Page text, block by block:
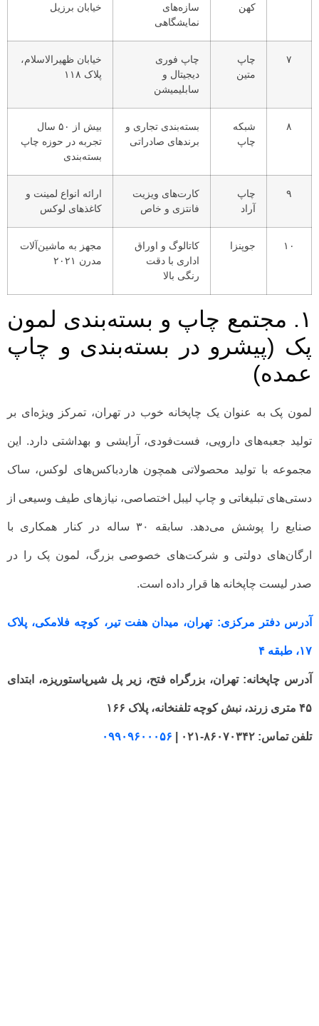
کهن
سازه‌های
نمایشگاهی
خیابان برزیل
۷
چاپ
متین
چاپ فوری
دیجیتال و
سابلیمیشن
خیابان ظهیرالاسلام،
پلاک ۱۱۸
۸
شبکه
چاپ
بسته‌بندی تجاری و
برندهای صادراتی
بیش از ۵۰ سال
تجربه در حوزه چاپ
بسته‌بندی
۹
چاپ
آراد
کارت‌های ویزیت
فانتزی و خاص
ارائه انواع لمینت و
کاغذهای لوکس
۱۰ جوپنزا
کاتالوگ و اوراق
اداری با دقت
رنگی بالا
مجهز به ماشین‌آلات
مدرن ۲۰۲۱
۱. مجتمع چاپ و بسته‌بندی لمون
پک (پیشرو در بسته‌بندی و چاپ
عمده)
لمون پک به عنوان یک چاپخانه خوب در تهران، تمرکز ویژه‌ای بر
تولید جعبه‌های دارویی، فست‌فودی، آرایشی و بهداشتی دارد. این
مجموعه با تولید محصولاتی همچون هاردباکس‌های لوکس، ساک
دستی‌های تبلیغاتی و چاپ لیبل اختصاصی، نیازهای طیف وسیعی از
صنایع را پوشش می‌دهد. سابقه ۳۰ ساله در کنار همکاری با
ارگان‌های دولتی و شرکت‌های خصوصی بزرگ، لمون پک را در
صدر لیست چاپخانه ها قرار داده است.
آدرس دفتر مرکزی: تهران، میدان هفت تیر، کوچه فلامکی، پلاک
۱۷، طبقه ۴
آدرس چاپخانه: تهران، بزرگراه فتح، زیر پل شیرپاستوریزه، ابتدای
۴۵ متری زرند، نبش کوچه تلفنخانه، پلاک ۱۶۶
تلفن تماس: ۸۶۰۷۰۳۴۲-۰۲۱ | ۰۹۹۰۹۶۰۰۰۵۶